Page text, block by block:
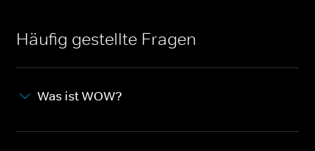
Häufig gestellte Fragen
Was ist WOW?